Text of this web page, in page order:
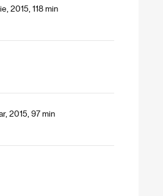
2015, 118 min
2015, 97 min